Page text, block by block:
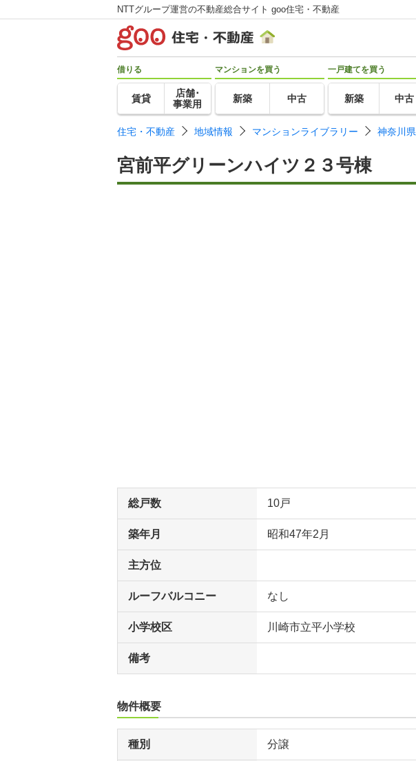
NTTグループ運営の不動産総合サイト goo住宅・不動産
借りる
賃貸
店舗･
事業用
マンションを買う
新築 中古
一戸建てを買う
新築 中古
住宅・不動産 地域情報 マンションライブラリー 神奈川県
宮前平グリーンハイツ２３号棟
総戸数 10戸
築年月 昭和47年2月
主方位
ルーフバルコニー なし
小学校区 川崎市立平小学校
備考
物件概要
種別 分譲